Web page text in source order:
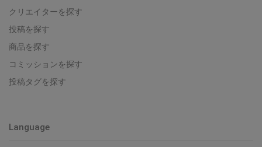
クリエイターを探す
投稿を探す
商品を探す
コミッションを探す
投稿タグを探す
Language